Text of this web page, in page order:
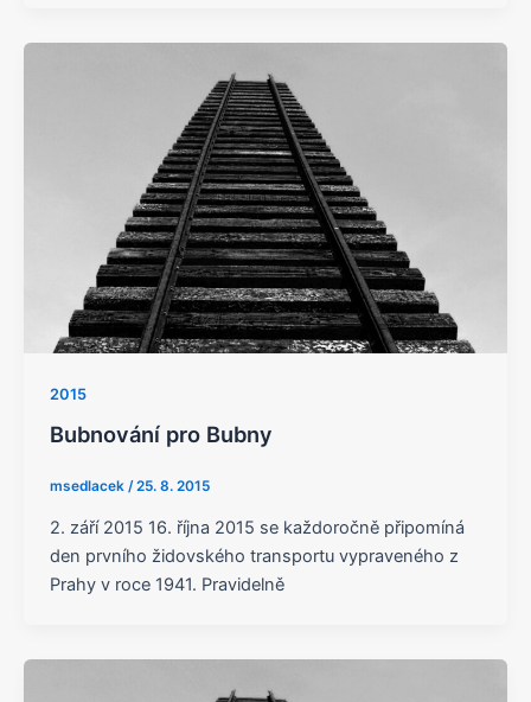
2015
Bubnování pro Bubny
msedlacek /25. 8. 2015
2. září 2015 16. října 2015 se každoročně připomíná
den prvního židovského transportu vypraveného z
Prahy v roce 1941. Pravidelně